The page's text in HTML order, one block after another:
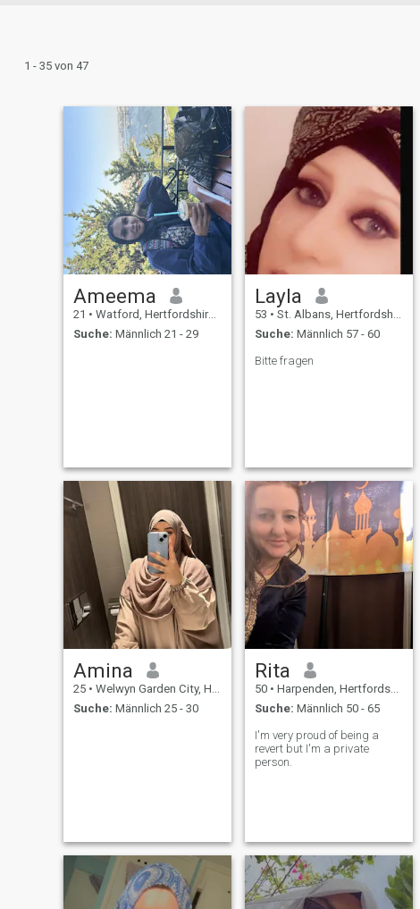
1 - 35 von 47
Ameema
21 • Watford, Hertfordshire, Grossbritannien
Suche: Männlich 21 - 29
Layla
53 • St. Albans, Hertfordshire, Grossbritannien
Suche: Männlich 57 - 60
Bitte fragen
Amina
25 • Welwyn Garden City, Hertfordshire, Grossbritannien
Suche: Männlich 25 - 30
Rita
50 • Harpenden, Hertfordshire, Grossbritannien
Suche: Männlich 50 - 65
I'm very proud of being a
revert but I'm a private
person.